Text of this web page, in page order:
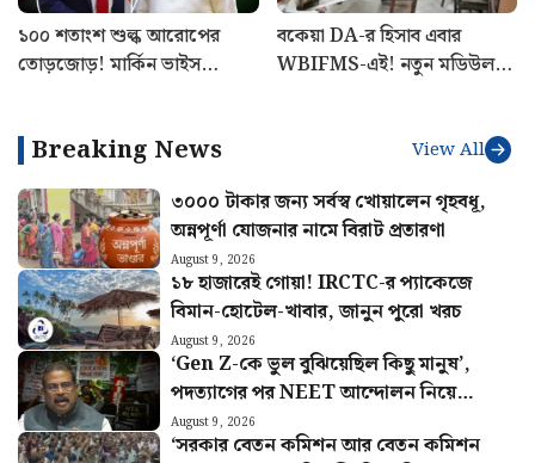
তুমুল ঝড়-বৃষ্টি থেকে বজ্রপাত!
আগামী ৭ দিন কেমন থাকবে
হালিশহরে গিয়ে বিক্ষোভের মুখে
মমতা, গাড়ি লক্ষ্য করে উড়ে এল
১০০ শতাংশ শুল্ক আরোপের
তোড়জোড়! মার্কিন ভাইস
প্রেসিডেন্ট জেডি ভান্সের সঙ্গে
ফোনালাপ মোদীর
WBIFMS-এই! নতুন মডিউল
চালু, জানুন পুরো পদ্ধতি
Breaking News View All
৩০০০ টাকার জন্য সর্বস্ব খোয়ালেন গৃহবধূ,
অন্নপূর্ণা যোজনার নামে বিরাট প্রতারণা